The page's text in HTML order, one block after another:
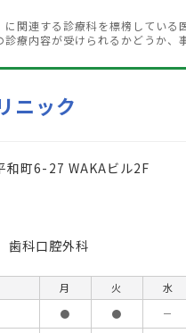
関連する診療科を標榜している
療内容が受けられるかどうか、
ニック
和町6-27 WAKAビル2F
歯科口腔外科
月 火 水
● ● －